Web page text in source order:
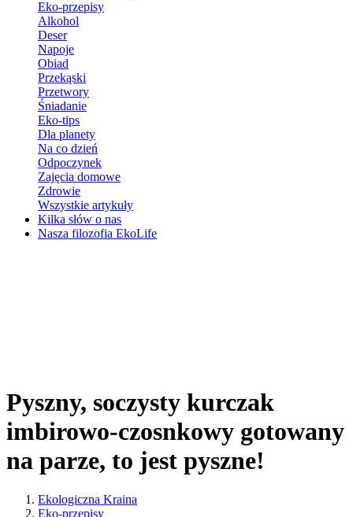
Eko-przepisy
Alkohol
Deser
Napoje
Obiad
Przekąski
Przetwory
Śniadanie
Eko-tips
Dla planety
Na co dzień
Odpoczynek
Zajęcia domowe
Zdrowie
Wszystkie artykuły
Kilka słów o nas
Nasza filozofia EkoLife
Pyszny, soczysty kurczak
imbirowo-czosnkowy gotowany
na parze, to jest pyszne!
Ekologiczna Kraina
Eko-przepisy